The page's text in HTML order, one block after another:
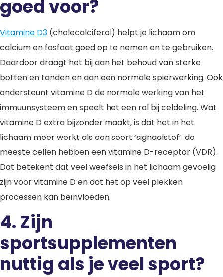
goed voor?
Vitamine D3 (cholecalciferol) helpt je lichaam om
calcium en fosfaat goed op te nemen en te gebruiken.
Daardoor draagt het bij aan het behoud van sterke
botten en tanden en aan een normale spierwerking. Ook
ondersteunt vitamine D de normale werking van het
immuunsysteem en speelt het een rol bij celdeling. Wat
vitamine D extra bijzonder maakt, is dat het in het
lichaam meer werkt als een soort ‘signaalstof’: de
meeste cellen hebben een vitamine D-receptor (VDR).
Dat betekent dat veel weefsels in het lichaam gevoelig
zijn voor vitamine D en dat het op veel plekken
processen kan beïnvloeden.
4. Zijn
sportsupplementen
nuttig als je veel sport?